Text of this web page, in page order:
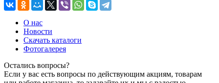
О нас
Новости
Скачать каталоги
Фотогалерея
Остались вопросы?
Если у вас есть вопросы по действующим акциям, товарам